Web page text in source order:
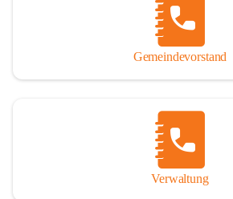
Gemeindevorstand
Verwaltung